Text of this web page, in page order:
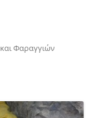
Φαραγγιών